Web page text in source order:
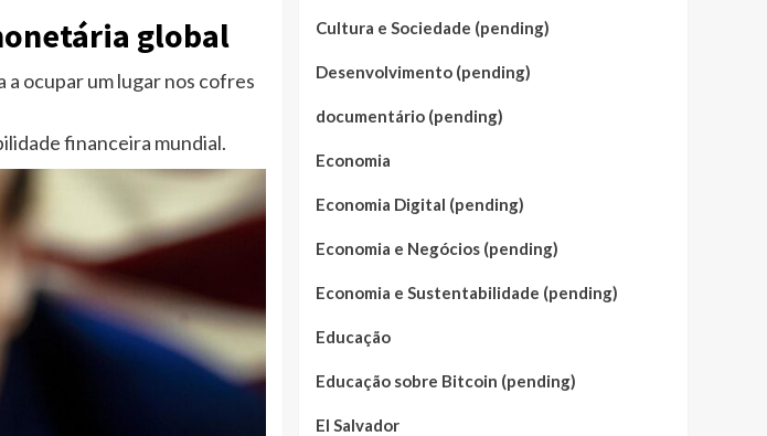
global
a ocupar um lugar nos cofres
financeira mundial.
Cultura e Sociedade (pending)
Desenvolvimento (pending)
documentário (pending)
Economia
Economia Digital (pending)
Economia e Negócios (pending)
Economia e Sustentabilidade (pending)
Educação
Educação sobre Bitcoin (pending)
El Salvador